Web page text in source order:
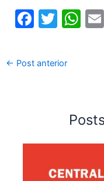
F
c
e
k
T
itt
er
W
p
p
← Post anterior